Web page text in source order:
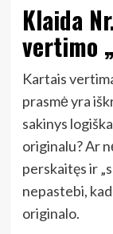
Klaida
vertimo
Kartais
prasmė yra
sakinys
originalu? Ar
perskaitęs ir
nepastebi,
originalo.